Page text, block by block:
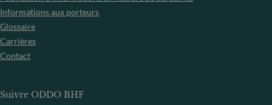
Informations aux porteurs
Glossaire
Carrières
Contact
Suivre ODDO BHF